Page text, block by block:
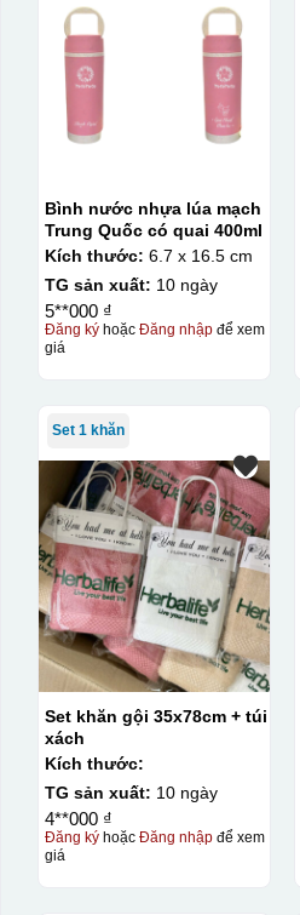
Bình nước nhựa lúa mạch
Trung Quốc có quai 400ml
Kích thước: 6.7 x 16.5 cm
TG sản xuất: 10 ngày
5**000 ₫
Đăng kýhoặc Đăng nhậpđể xem
giá
Set 1 khăn
Set khăn gội 35x78cm + túi
xách
Kích thước:
TG sản xuất: 10 ngày
4**000 ₫
Đăng kýhoặc Đăng nhậpđể xem
giá